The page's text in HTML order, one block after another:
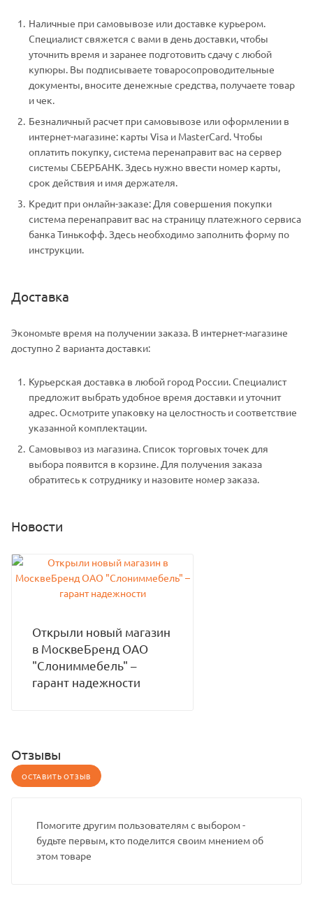
Наличные при самовывозе или доставке курьером.
Специалист свяжется с вами в день доставки, чтобы
уточнить время и заранее подготовить сдачу с любой
купюры. Вы подписываете товаросопроводительные
документы, вносите денежные средства, получаете товар
и чек.
Безналичный расчет при самовывозе или оформлении в
интернет-магазине: карты Visa и MasterCard. Чтобы
оплатить покупку, система перенаправит вас на сервер
системы СБЕРБАНК. Здесь нужно ввести номер карты,
срок действия и имя держателя.
Кредит при онлайн-заказе: Для совершения покупки
система перенаправит вас на страницу платежного сервиса
банка Тинькофф. Здесь необходимо заполнить форму по
инструкции.
Доставка
Экономьте время на получении заказа. В интернет-магазине
доступно 2 варианта доставки:
Курьерская доставка в любой город России. Специалист
предложит выбрать удобное время доставки и уточнит
адрес. Осмотрите упаковку на целостность и соответствие
указанной комплектации.
Самовывоз из магазина. Список торговых точек для
выбора появится в корзине. Для получения заказа
обратитесь к сотруднику и назовите номер заказа.
Новости
Открыли новый магазин
в МосквеБренд ОАО
"Слониммебель" –
гарант надежности
Отзывы
ОСТАВИТЬ ОТЗЫВ
Помогите другим пользователям с выбором -
будьте первым, кто поделится своим мнением об
этом товаре